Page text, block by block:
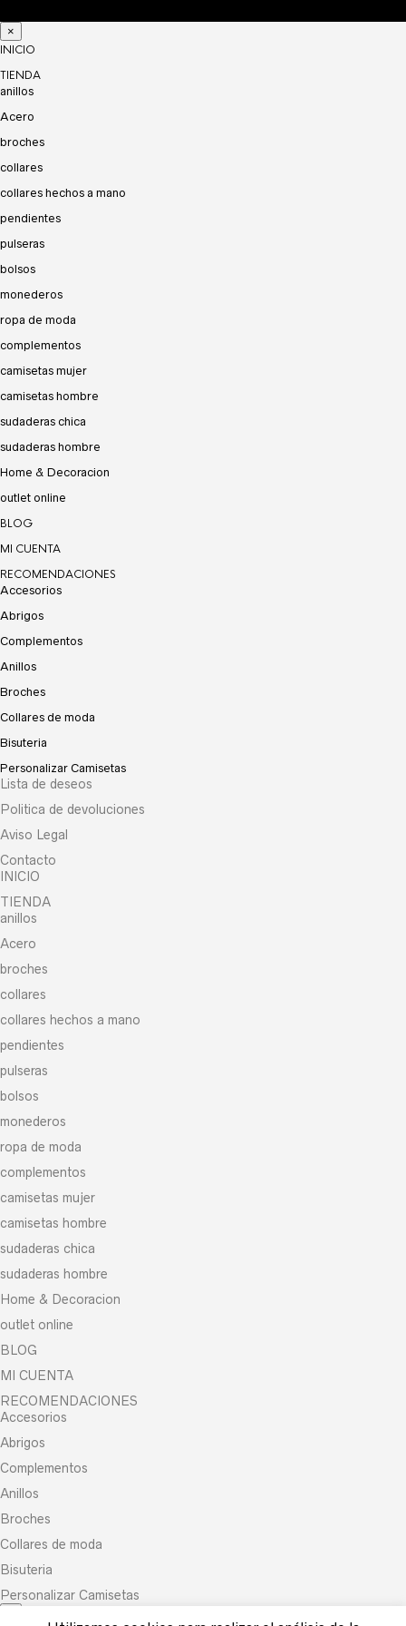
×
INICIO
TIENDA
anillos
Acero
broches
collares
collares hechos a mano
pendientes
pulseras
bolsos
monederos
ropa de moda
complementos
camisetas mujer
camisetas hombre
sudaderas chica
sudaderas hombre
Home & Decoracion
outlet online
BLOG
MI CUENTA
RECOMENDACIONES
Accesorios
Abrigos
Complementos
Anillos
Broches
Collares de moda
Bisuteria
Personalizar Camisetas
Lista de deseos
Politica de devoluciones
Aviso Legal
Contacto
INICIO
TIENDA
anillos
Acero
broches
collares
collares hechos a mano
pendientes
pulseras
bolsos
monederos
ropa de moda
complementos
camisetas mujer
camisetas hombre
sudaderas chica
sudaderas hombre
Home & Decoracion
outlet online
BLOG
MI CUENTA
RECOMENDACIONES
Accesorios
Abrigos
Complementos
Anillos
Broches
Collares de moda
Bisuteria
Personalizar Camisetas